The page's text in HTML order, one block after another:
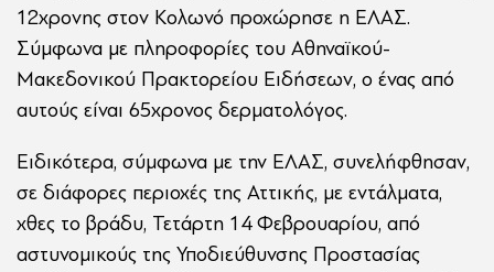
12χρονης στον Κολωνό προχώρησε η ΕΛΑΣ.
Σύμφωνα με πληροφορίες του Αθηναϊκού-
Μακεδονικού Πρακτορείου Ειδήσεων, ο ένας από
αυτούς είναι 65χρονος δερματολόγος.
Ειδικότερα, σύμφωνα με την ΕΛΑΣ, συνελήφθησαν,
σε διάφορες περιοχές της Αττικής, με εντάλματα,
χθες το βράδυ, Τετάρτη 14 Φεβρουαρίου, από
αστυνομικούς της Υποδιεύθυνσης Προστασίας